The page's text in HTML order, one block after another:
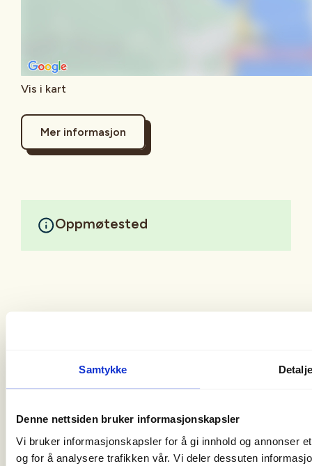
Samtykke
Denne nettsiden bruker informasjonskapsler
Vi bruker informasjonskapsler for å gi innhold og annonser
og for å analysere trafikken vår. Vi deler dessuten
Vis i kart
Mer informasjon
Oppmøtested
0186 Oslo
Organisasjonsnummer 971 262 834
Medlemsorganisasjoner